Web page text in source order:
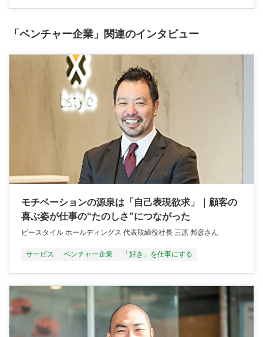
「ベンチャー企業」関連のインタビュー
モチベーションの源泉は「自己表現欲求」｜顧客の
喜ぶ姿が仕事の“たのしさ”につながった
ビースタイル ホールディングス 代表取締役社長 三原 邦彦さん
サービス ベンチャー企業 「好き」を仕事にする